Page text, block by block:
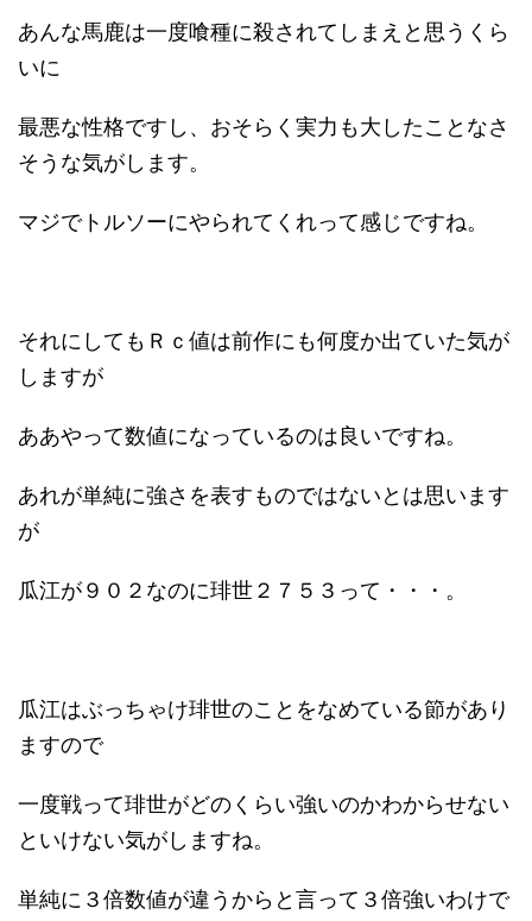
あんな馬鹿は一度喰種に殺されてしまえと思うくら
いに
最悪な性格ですし、おそらく実力も大したことなさ
そうな気がします。
マジでトルソーにやられてくれって感じですね。
それにしてもＲｃ値は前作にも何度か出ていた気が
しますが
ああやって数値になっているのは良いですね。
あれが単純に強さを表すものではないとは思います
が
瓜江が９０２なのに琲世２７５３って・・・。
瓜江はぶっちゃけ琲世のことをなめている節があり
ますので
一度戦って琲世がどのくらい強いのかわからせない
といけない気がしますね。
単純に３倍数値が違うからと言って３倍強いわけで